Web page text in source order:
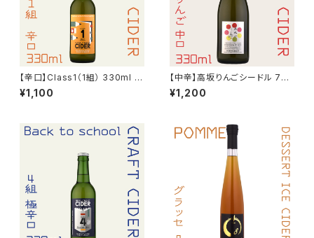
【辛口】Class1（1組） 330ml シ
ードル（Early autumn）2024
¥1,100
【中辛】高坂りんごシードル 750
ml（酔える天然記念物）2025
¥1,200